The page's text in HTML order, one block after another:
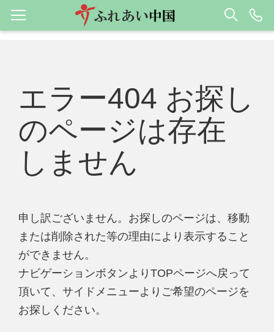
エラー404 お探し
のページは存在
しません
申し訳ございません。お探しのページは、移動
または削除された等の理由により表示すること
ができません。
ナビゲーションボタンよりTOPページへ戻って
頂いて、サイドメニューよりご希望のページを
お探しください。